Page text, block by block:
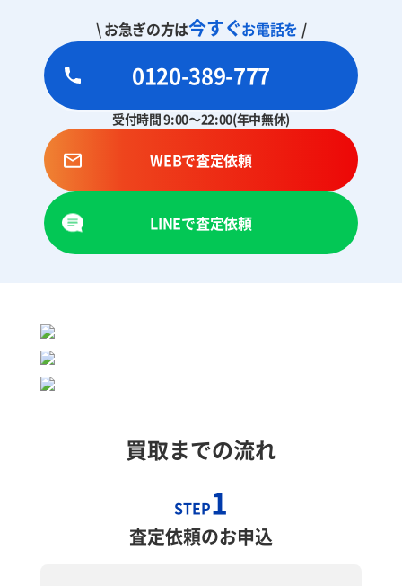
\ お急ぎの方は今すぐお電話を /
0120-389-777
受付時間 9:00～22:00(年中無休)
WEBで査定依頼
LINEで査定依頼
買取までの流れ
STEP1
査定依頼のお申込